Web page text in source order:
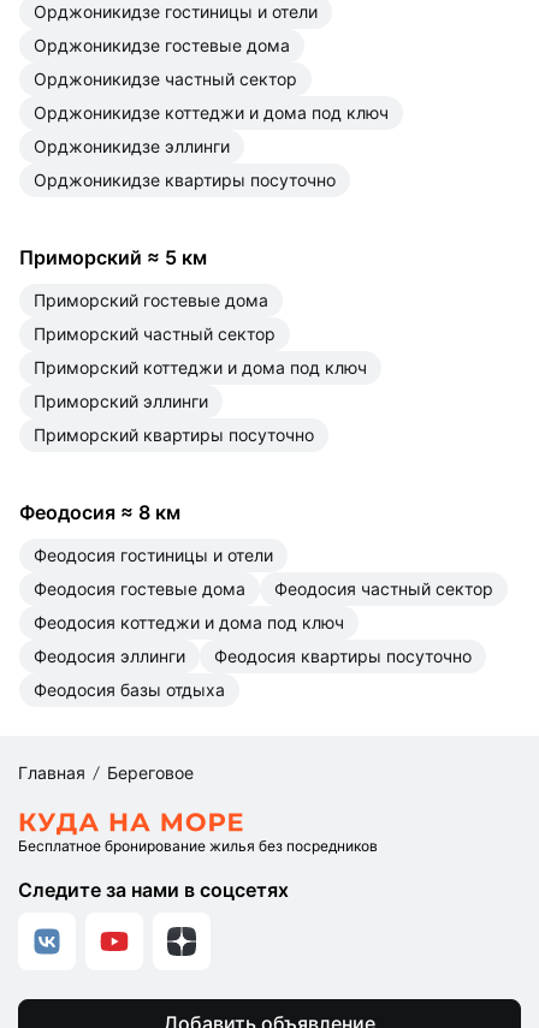
Орджоникидзе гостиницы и отели
Орджоникидзе гостевые дома
Орджоникидзе частный сектор
Орджоникидзе коттеджи и дома под ключ
Орджоникидзе эллинги
Орджоникидзе квартиры посуточно
Приморский ≈ 5 км
Приморский гостевые дома
Приморский частный сектор
Приморский коттеджи и дома под ключ
Приморский эллинги
Приморский квартиры посуточно
Феодосия ≈ 8 км
Феодосия гостиницы и отели
Феодосия гостевые дома
Феодосия частный сектор
Феодосия коттеджи и дома под ключ
Феодосия эллинги
Феодосия квартиры посуточно
Феодосия базы отдыха
Главная Береговое
Бесплатное бронирование жилья без посредников
Следите за нами в соцсетях
Добавить объявление